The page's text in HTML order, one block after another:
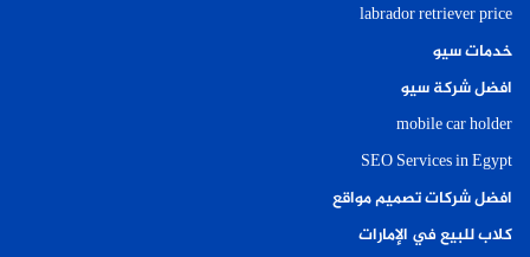
labrador retriever price
خدمات سيو
افضل شركة سيو
mobile car holder
SEO Services in Egypt
افضل شركات تصميم مواقع
كلاب للبيع في الإمارات